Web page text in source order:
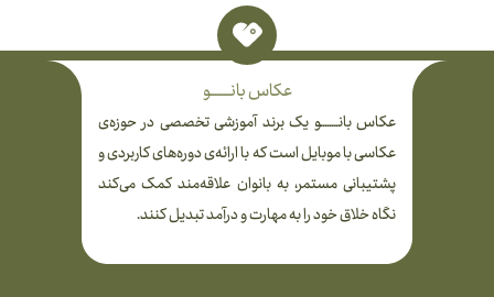
عکاس بانـــــــــو
عکاس بانــــــــو یک برند آموزشی تخصصی در حوزه‌ی
عکاسی با موبایل است که با ارائه‌ی دوره‌های کاربردی و
پشتیبانی مستمر، به بانوان علاقه‌مند کمک می‌کند
نگاه خلاق خود را به مهارت و درآمد تبدیل کنند.